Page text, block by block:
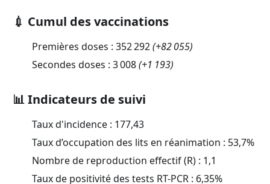
💉 Cumul des vaccinations
Premières doses : 352 292(+82 055)
Secondes doses : 3 008(+1 193)
📊 Indicateurs de suivi
Taux d'incidence : 177,43
Taux d’occupation des lits en réanimation : 53,7%
Nombre de reproduction effectif (R) : 1,1
Taux de positivité des tests RT-PCR : 6,35%